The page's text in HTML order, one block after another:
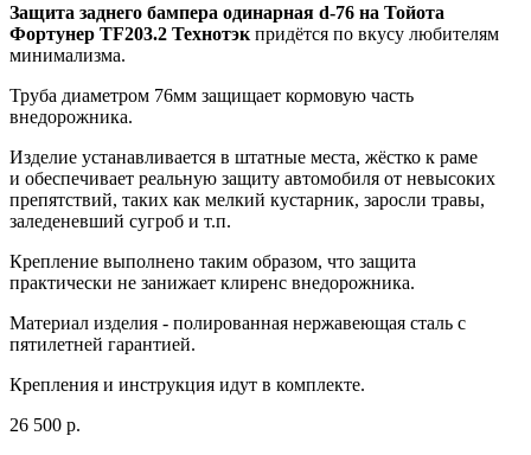
Защита заднего бампера одинарная d-76 на Тойота
Фортунер TF203.2 Технотэк придётся по вкусу любителям
минимализма.
Труба диаметром 76мм защищает кормовую часть
внедорожника.
Изделие устанавливается в штатные места, жёстко к раме
и обеспечивает реальную защиту автомобиля от невысоких
препятствий, таких как мелкий кустарник, заросли травы,
заледеневший сугроб и т.п.
Крепление выполнено таким образом, что защита
практически не занижает клиренс внедорожника.
Материал изделия - полированная нержавеющая сталь с
пятилетней гарантией.
Крепления и инструкция идут в комплекте.
26 500 р.